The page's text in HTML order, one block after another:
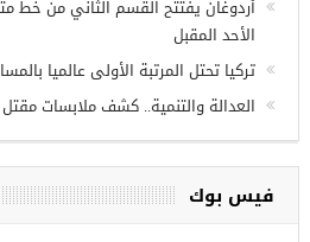
أردوغان يفتتح القسم الثاني من خط
الأحد المقبل
تركيا تحتل المرتبة الأولى عالميا
العدالة والتنمية.. كشف ملابسات